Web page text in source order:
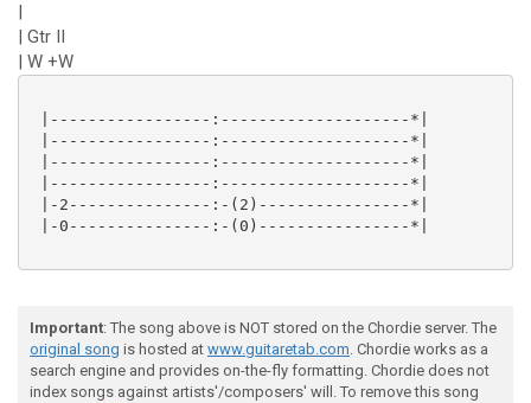
|
| Gtr II
| W +W
|-----------------:--------------------*|
|-----------------:--------------------*|
|-----------------:--------------------*|
|-----------------:--------------------*|
|-2---------------:-(2)----------------*|
|-0---------------:-(0)----------------*|
Important: The song above is NOT stored on the Chordie server. The
original song is hosted at www.guitaretab.com. Chordie works as a
search engine and provides on-the-fly formatting. Chordie does not
index songs against artists'/composers' will. To remove this song